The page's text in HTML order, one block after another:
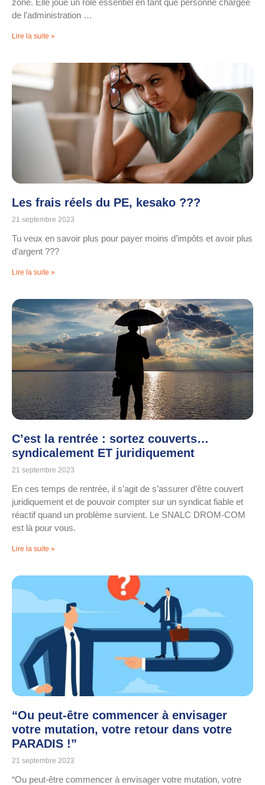
de l’administration …
Lire la suite »
Les frais réels du PE, kesako ???
21 septembre 2023
Tu veux en savoir plus pour payer moins d’impôts et avoir plus
d’argent ???
Lire la suite »
C’est la rentrée : sortez couverts…
syndicalement ET juridiquement
21 septembre 2023
En ces temps de rentrée, il s’agit de s’assurer d’être couvert
juridiquement et de pouvoir compter sur un syndicat fiable et
réactif quand un problème survient. Le SNALC DROM-COM
est là pour vous.
Lire la suite »
“Ou peut-être commencer à envisager
votre mutation, votre retour dans votre
PARADIS !”
21 septembre 2023
“Ou peut-être commencer à envisager votre mutation, votre